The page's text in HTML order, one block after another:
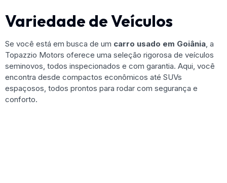
Variedade de Veículos
Se você está em busca de um carro usado em Goiânia , a
Topazzio Motors oferece uma seleção rigorosa de veículos
seminovos, todos inspecionados e com garantia. Aqui, você
encontra desde compactos econômicos até SUVs
espaçosos, todos prontos para rodar com segurança e
conforto.